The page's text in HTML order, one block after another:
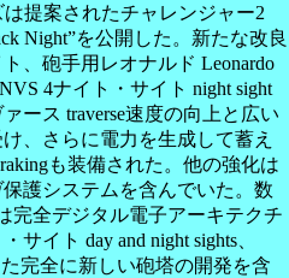
提案されたチャレンジャー2
Night”を公開した。新たな改良
、砲手用レオナルド Leonardo
4ナイト・サイト night sight
ース traverse速度の向上と広い
、さらに電力を生成して蓄え
も装備された。他の強化は
護システムを含んでいた。数
完全デジタル電子アーキテクチ
イト day and night sights、
完全に新しい砲塔の開発を含